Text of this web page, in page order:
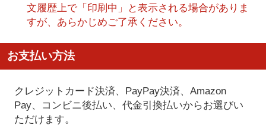
文履歴上で「印刷中」と表示される場合がありま
すが、あらかじめご了承ください。
お支払い方法
クレジットカード決済、PayPay決済、Amazon
Pay、コンビニ後払い、代金引換払いからお選びい
ただけます。